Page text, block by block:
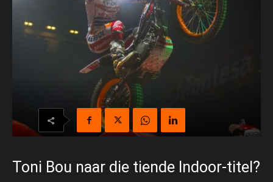
Toni Bou naar die tiende Indoor-titel?